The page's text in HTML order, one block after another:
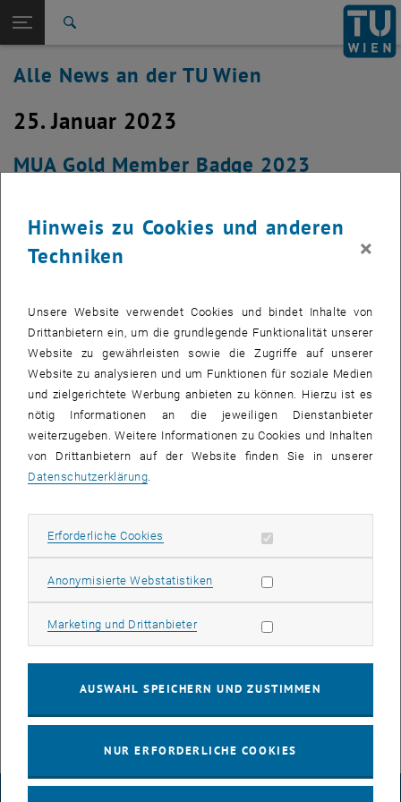
TU Login
Quicklinks
Quicklinks-Menü umschalten
Studium
International
Karriere
Zur 1. Menü Ebene
Alle News
Zurück: Subseiten von TU Wien Startseite auflisten
TU Wien Startseite
Alle News an der TU Wien
25. Januar 2023
MUA Gold Member Badge 2023
2023 Badge.
Die Moodle Users Association hat uns den Gold Member 2023
Badge verliehen. Durch den Beitrag der TU Wien können
die zentrale E-Learning Plattform der TU Wien - basiert,
mitbestimmt werden.
Hinweis zu Cookies und anderen
Techniken
×
Unsere Website verwendet Cookies und bindet Inhalte von
Drittanbietern ein, um die grundlegende Funktionalität unserer
Website zu gewährleisten sowie die Zugriffe auf unserer
Website zu analysieren und um Funktionen für soziale Medien
und zielgerichtete Werbung anbieten zu können. Hierzu ist es
nötig Informationen an die jeweiligen Dienstanbieter
weiterzugeben. Weitere Informationen zu Cookies und Inhalten
von Drittanbietern auf der Website finden Sie in unserer
Datenschutzerklärung
Erforderliche Cookies Erforderliche Cookies zulassen
Anonymisierte WebstatistikenStatistik Cookies zulassen
Marketing und DrittanbieterMarketing Cookies zulassen
AUSWAHL SPEICHERN UND ZUSTIMMEN
NUR ERFORDERLICHE COOKIES